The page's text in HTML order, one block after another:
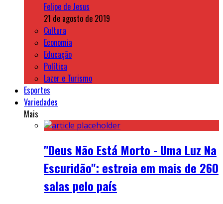
Felipe de Jesus
21 de agosto de 2019
Cultura
Economia
Educação
Política
Lazer e Turismo
Esportes
Variedades
Mais
"Deus Não Está Morto - Uma Luz Na
Escuridão": estreia em mais de 260
salas pelo país